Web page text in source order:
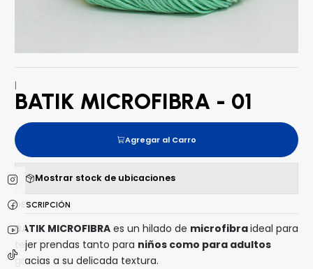
BATIK MICROFIBRA - 01
Agregar al Carro
Mostrar stock de ubicaciones
DESCRIPCIÓN
BATIK MICROFIBRA es un hilado de microfibraideal para
tejer prendas tanto para niños como para adultos
gracias a su delicada textura.